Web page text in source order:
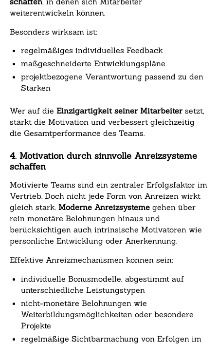
weiterentwickeln können.
Besonders wirksam ist:
regelmäßiges individuelles Feedback
maßgeschneiderte Entwicklungspläne
projektbezogene Verantwortung passend zu den
Stärken
Wer auf die Einzigartigkeit seiner Mitarbeitersetzt,
stärkt die Motivation und verbessert gleichzeitig
die Gesamtperformance des Teams.
4. Motivation durch sinnvolle Anreizsysteme
schaffen
Motivierte Teams sind ein zentraler Erfolgsfaktor im
Vertrieb. Doch nicht jede Form von Anreizen wirkt
gleich stark. Moderne Anreizsystemegehen über
rein monetäre Belohnungen hinaus und
berücksichtigen auch intrinsische Motivatoren wie
persönliche Entwicklung oder Anerkennung.
Effektive Anreizmechanismen können sein:
individuelle Bonusmodelle, abgestimmt auf
unterschiedliche Leistungstypen
nicht-monetäre Belohnungen wie
Weiterbildungsmöglichkeiten oder besondere
Projekte
regelmäßige Sichtbarmachung von Erfolgen im